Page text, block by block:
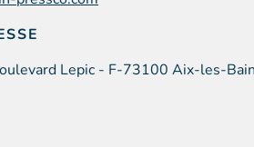
Lepic - F-73100 Aix-les-